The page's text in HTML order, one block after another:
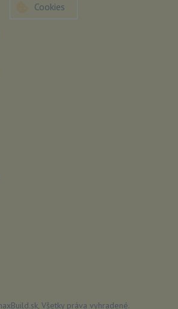
Cookies
Všetky práva vyhradené.